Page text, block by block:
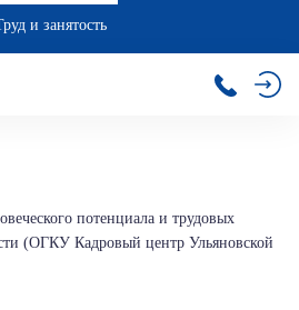
и занятость
потенциала и трудовых
(ОГКУ Кадровый центр Ульяновской